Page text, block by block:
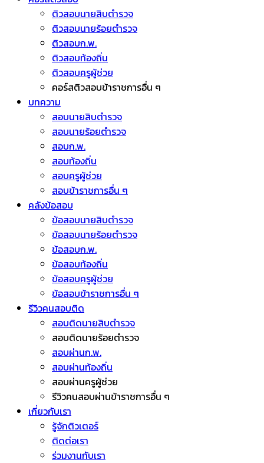
ติวสอบนายสิบตำรวจ
ติวสอบนายร้อยตำรวจ
ติวสอบก.พ.
ติวสอบท้องถิ่น
ติวสอบครูผู้ช่วย
คอร์สติวสอบข้าราชการอื่น ๆ
บทความ
สอบนายสิบตำรวจ
สอบนายร้อยตำรวจ
สอบก.พ.
สอบท้องถิ่น
สอบครูผู้ช่วย
สอบข้าราชการอื่น ๆ
คลังข้อสอบ
ข้อสอบนายสิบตำรวจ
ข้อสอบนายร้อยตำรวจ
ข้อสอบก.พ.
ข้อสอบท้องถิ่น
ข้อสอบครูผู้ช่วย
ข้อสอบข้าราชการอื่น ๆ
รีวิวคนสอบติด
สอบติดนายสิบตำรวจ
สอบติดนายร้อยตำรวจ
สอบผ่านก.พ.
สอบผ่านท้องถิ่น
สอบผ่านครูผู้ช่วย
รีวิวคนสอบผ่านข้าราชการอื่น ๆ
เกี่ยวกับเรา
รู้จักติวเตอร์
ติดต่อเรา
ร่วมงานกับเรา